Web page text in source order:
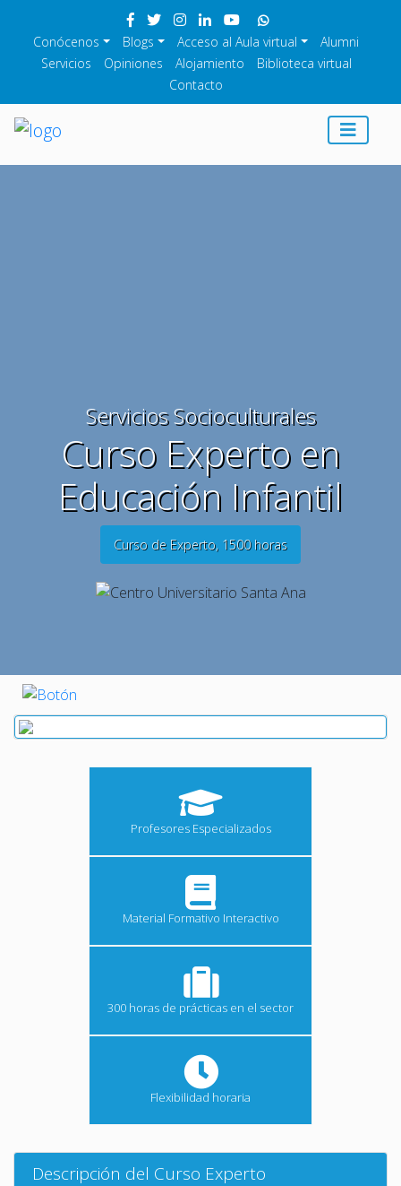
Conócenos Blogs Acceso al Aula virtual
Alumni
Servicios
Opiniones Alojamiento
Biblioteca virtual
Contacto
Servicios Socioculturales
Curso Experto en
Educación Infantil
Curso de Experto, 1500 horas
Profesores Especializados
Material Formativo Interactivo
300 horas de prácticas en el sector
Flexibilidad horaria
Descripción del Curso Experto